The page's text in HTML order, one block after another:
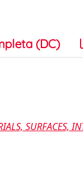
(DC)
SURFACES,